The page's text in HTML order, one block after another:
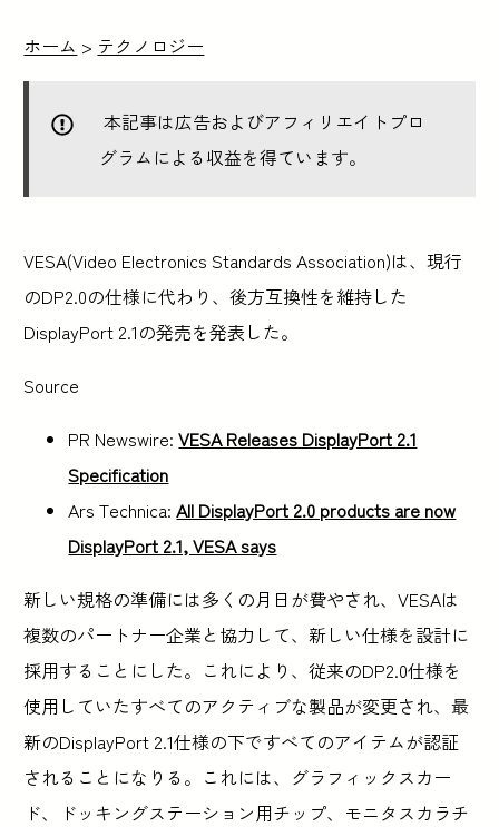
ホーム > テクノロジー
本記事は広告およびアフィリエイトプロ
グラムによる収益を得ています。
VESA(Video Electronics Standards Association)は、現行
のDP2.0の仕様に代わり、後方互換性を維持した
DisplayPort 2.1の発売を発表した。
Source
PR Newswire:VESA Releases DisplayPort 2.1
Specification
Ars Technica:All DisplayPort 2.0 products are now
DisplayPort 2.1, VESA says
新しい規格の準備には多くの月日が費やされ、VESAは
複数のパートナー企業と協力して、新しい仕様を設計に
採用することにした。これにより、従来のDP2.0仕様を
使用していたすべてのアクティブな製品が変更され、最
新のDisplayPort 2.1仕様の下ですべてのアイテムが認証
されることになりる。これには、グラフィックスカー
ド、ドッキングステーション用チップ、モニタスカラチ